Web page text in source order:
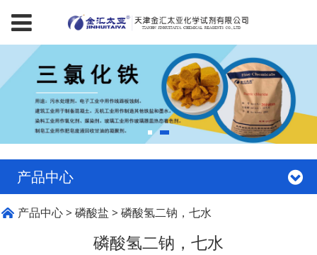
产品中心
磷酸氢二钠，七水
产品中心>磷酸盐 >磷酸氢二钠，七水
磷酸氢二钠，七水